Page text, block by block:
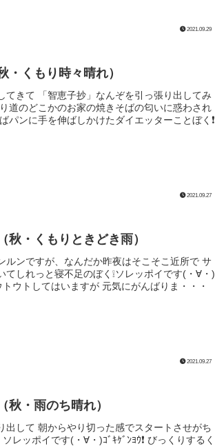
2021.09.29
・くもり時々晴れ）
てきて 「智恵子抄」なんぞを引っ張り出してみ
道のどこかのお家の焼きそばの匂いに惑わされ
パンに手を伸ばしかけたダイエッターことぼく❗️
2021.09.27
秋・くもりときどき雨）
ルンですが、なんだか昨夜はそこそこ近所で サ
てしれっと寝不足のぼく❕ソレッポイです(・∀・)
トウトしてはいますが 元気にがんばりま・・・
2021.09.27
秋・雨のち晴れ）
出して 朝からやり切った感でスタートさせがち
レッポイです(・∀・)ｺﾞｷｹﾞﾝﾖｳ❗️ びっくりするく